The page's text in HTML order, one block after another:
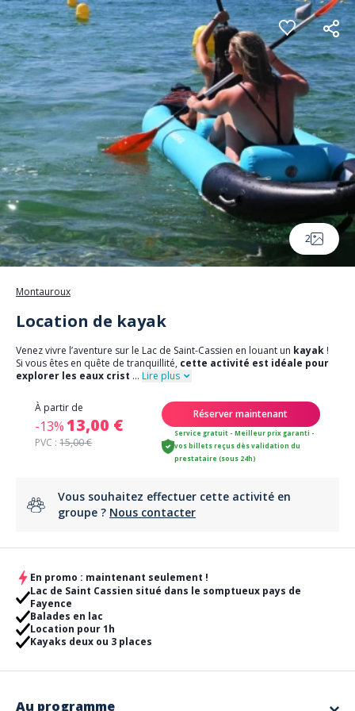
Panneau de gestion des cookies
2
Montauroux
Location de kayak
Venez vivre l’aventure sur le Lac de Saint-Cassien en louant un kayak !
Si vous êtes en quête de tranquillité, cette activité est idéale pour
explorer les eaux crist ... Lire plus
À partir de
-13%13,00 €
PVC :15,00 €
Réserver maintenant
Service gratuit - Meilleur prix garanti -
vos billets reçus dès validation du
prestataire (sous 24h)
Vous souhaitez effectuer cette activité en
groupe ? Nous contacter
En promo : maintenant seulement !
Lac de Saint Cassien situé dans le somptueux pays de
Fayence
Balades en lac
Location pour 1h
Kayaks deux ou 3 places
Au programme